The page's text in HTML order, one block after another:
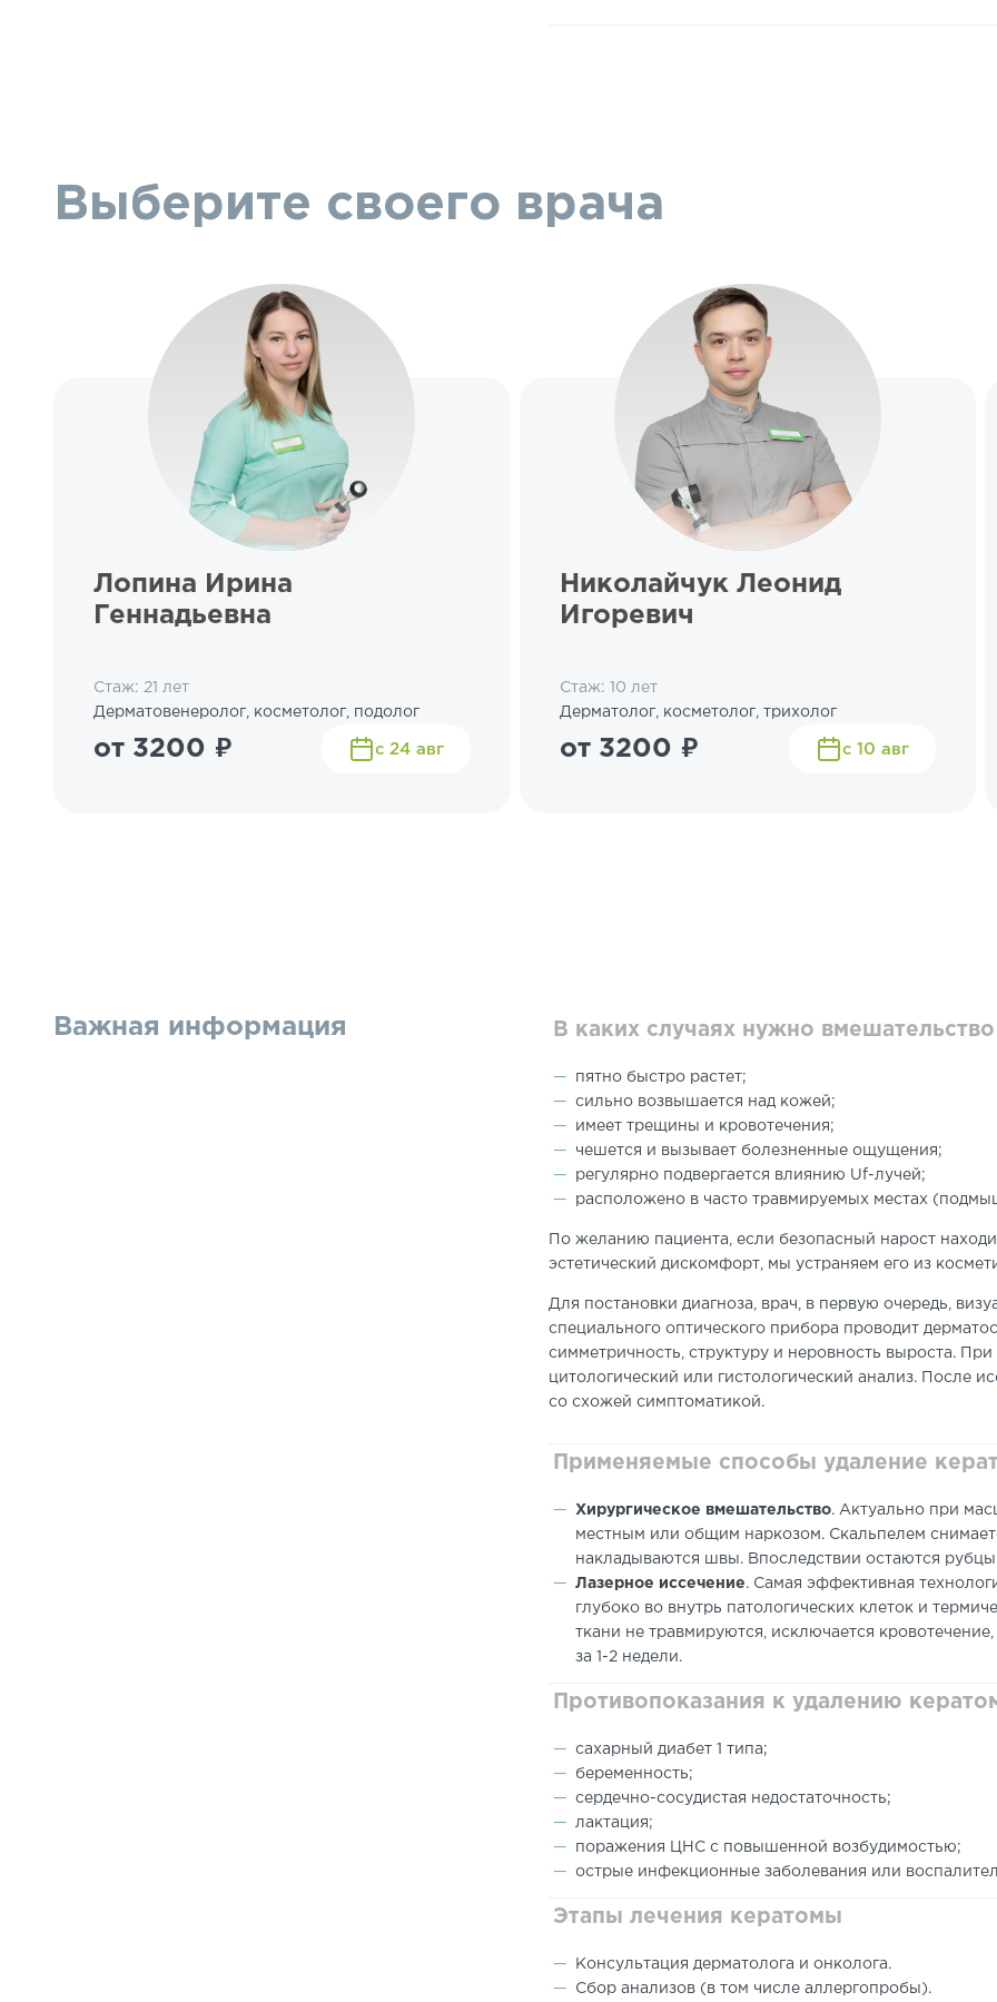
Выберите своего врача
Лопина Ирина
Геннадьевна
Стаж: 21 лет
Дерматовенеролог, косметолог, подолог
от 3200 ₽ с 24 авг
Николайчук Леонид
Игоревич
Стаж: 10 лет
Дерматолог, косметолог, трихолог
от 3200 ₽ с 10 авг
Важная информация В каких случаях нужно вмешательство
пятно быстро растет;
сильно возвышается над кожей;
имеет трещины и кровотечения;
чешется и вызывает болезненные ощущения;
регулярно подвергается влиянию Uf-лучей;
расположено в часто травмируемых местах
По желанию пациента, если безопасный нарост
эстетический дискомфорт, мы устраняем его из
Для постановки диагноза, врач, в первую очередь,
специального оптического прибора проводит
симметричность, структуру и неровность выроста.
цитологический или гистологический анализ. После
со схожей симптоматикой.
Применяемые способы удаление
Хирургическое вмешательство. Актуально при
местным или общим наркозом. Скальпелем
накладываются швы. Впоследствии остаются
Лазерное иссечение. Самая эффективная
глубоко во внутрь патологических клеток и
ткани не травмируются, исключается
за 1-2 недели.
Противопоказания к удалению
сахарный диабет 1 типа;
беременность;
сердечно-сосудистая недостаточность;
лактация;
поражения ЦНС с повышенной возбудимостью;
острые инфекционные заболевания или
Этапы лечения кератомы
Консультация дерматолога и онколога.
Сбор анализов (в том числе аллергопробы).